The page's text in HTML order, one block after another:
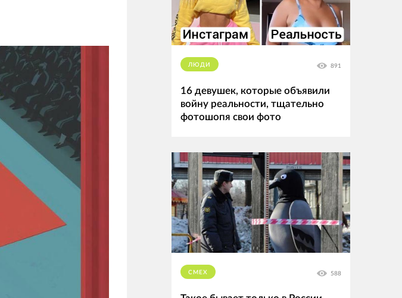
ЛЮДИ 891
16 девушек, которые объявили
войну реальности, тщательно
фотошопя свои фото
СМЕХ 588